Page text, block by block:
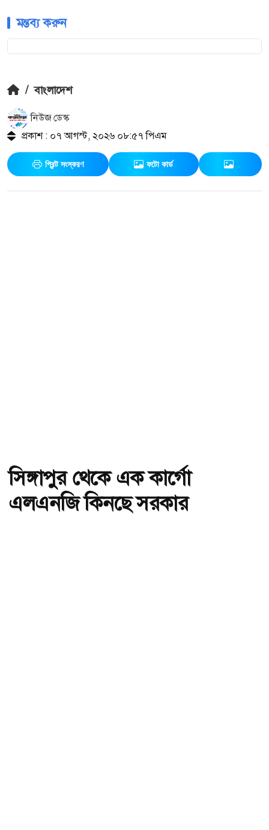
মন্তব্য করুন
/ বাংলাদেশ
নিউজ ডেস্ক
প্রকাশ : ০৭ আগস্ট, ২০২৬ ০৮:৫৭ পিএম
প্রিন্ট সংস্করণ ফটো কার্ড
সিঙ্গাপুর থেকে এক কার্গো
এলএনজি কিনছে সরকার